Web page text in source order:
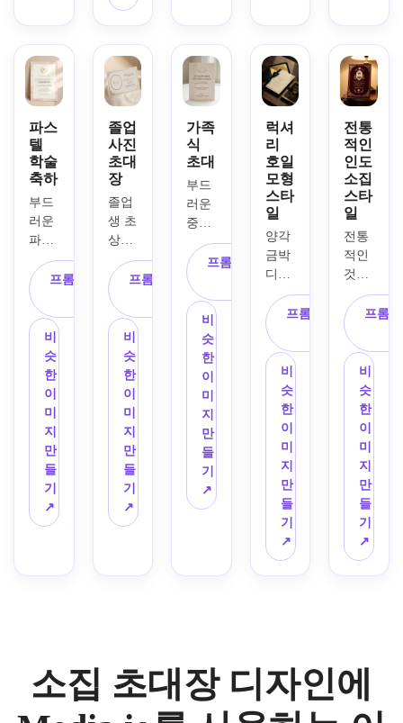
자와
월계
수 모
티브,
중앙
세리
프 타
이포
그래
피,
균형
잡힌
고급
스러
운 종
이 질
부드
러운
스포
트라
이트
조명,
인물
인쇄
준비
의 프
우아
한 세
리프
글꼴,
대칭
구성,
부드
러운
매트
카드
질감,
따뜻
한 스
오 조
명,
공식
적인
학술
행사
를 위
한 위
엄 있
는 의
식 분
위기
련된
초대
한 공
백 공
간,
섬세
한 라
인 아
트,
미묘
한 학
술 아
이콘
피,
세련
된 편
집 레
이아
선명
한 가
장자
리,
자연
스러
이 질
조명,
한 차
분한
선명
한 대
비,
부드
러운
카드
스톡
질감,
시원
한 부
드러
운 조
명,
인물
형식
의 강
력한
시각
적 계
층이
있는
세련
된 전
문적
인 분
위기
를 사
용하
여 졸
적인
단색
졸업
열,
섬세
한 꽃
잎,
미묘
한 금
색 하
이라
이트,
질감
이 있
는 프
리미
엄 종
부드
러운
일광
조명,
인물
초대
장 구
성에
서 우
아한
축하
분위
기가
있는
우아
장을
생성
파스
텔
학술
축하
부드
러운
파스
텔 만
들기
졸업
초대
장 디
자인
베이
지와
블러
톤,
밝은
골드
디테
일,
이 잘
되는
간격,
프롬프트 복
비
슷
한
이
미
지
만
들
기
↗
졸업
사진
초대
장
졸업
생 초
상화
플레
이스
홀더,
골드
와 화
이트
팔레
깔끔
한 학
술 프
레임,
격식
을 갖
춘 타
스트
구성,
프리
프롬프트 복
비
슷
한
이
미
지
만
들
기
↗
가족
식
초대
부드
러운
중립
현대
적인
세리
프 글
꼴,
우아
한 간
격,
미묘
한 축
하 모
티브,
매력
적인
자연
스러
운 주
프롬프트 복
비
슷
한
이
미
지
만
들
기
↗
럭셔
리
호일
모형
스타
일
양각
금박
디테
검정
색과
크림
색 문
구류,
학문
문장,
고급
스러
운 테
두리
작업,
세련
된 세
리프
적인
질감
종이,
프롬프트 복
비
슷
한
이
미
지
만
들
기
↗
전통
적인
인도
소집
스타
일
전통
적인
것을
만들
어
공
식 졸
업 초
대장
디자
적
갈색
과 금
색 팔
레트,
장식
용 테
두리,
의식
모티
그래
피,
프롬
비
슷
한
이
미
지
만
들
기
↗
소집 초대장 디자인에